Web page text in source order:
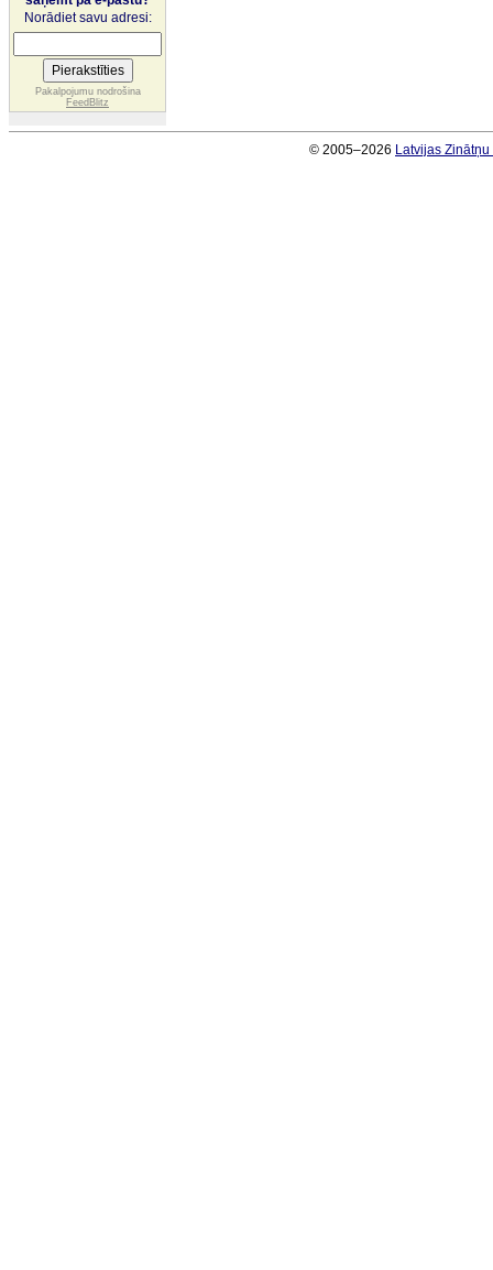
Norādiet savu adresi:
Pakalpojumu nodrošina
FeedBlitz
© 2005–2026 Latvijas